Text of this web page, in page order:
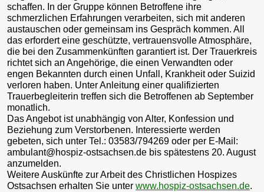
schaffen. In der Gruppe können Betroffene ihre
schmerzlichen Erfahrungen verarbeiten, sich mit anderen
austauschen oder gemeinsam ins Gespräch kommen. All
das erfordert eine geschützte, vertrauensvolle Atmosphäre,
die bei den Zusammenkünften garantiert ist. Der Trauerkreis
richtet sich an Angehörige, die einen Verwandten oder
engen Bekannten durch einen Unfall, Krankheit oder Suizid
verloren haben. Unter Anleitung einer qualifizierten
Trauerbegleiterin treffen sich die Betroffenen ab September
monatlich.
Das Angebot ist unabhängig von Alter, Konfession und
Beziehung zum Verstorbenen. Interessierte werden
gebeten, sich unter Tel.: 03583/794269 oder per E-Mail:
ambulant@hospiz-ostsachsen.de bis spätestens 20. August
anzumelden.
Weitere Auskünfte zur Arbeit des Christlichen Hospizes
Ostsachsen erhalten Sie unter www.hospiz-ostsachsen.de.